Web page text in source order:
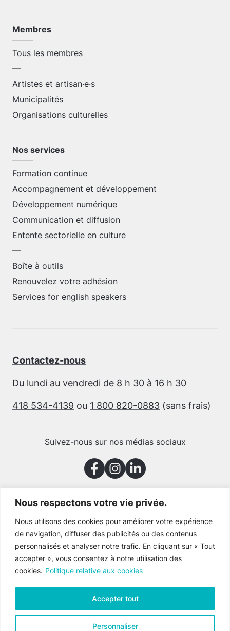
Nous respectons votre vie privée.
Nous utilisons des cookies pour améliorer votre expérience
de navigation, diffuser des publicités ou des contenus
personnalisés et analyser notre trafic. En cliquant sur « Tout
accepter », vous consentez à notre utilisation des
cookies. Politique relative aux cookies
Personnaliser
Accepter tout
Membres
Tous les membres
—
Artistes et artisan·e·s
Municipalités
Organisations culturelles
Nos services
Formation continue
Accompagnement et développement
Développement numérique
Communication et diffusion
Entente sectorielle en culture
—
Boîte à outils
Renouvelez votre adhésion
Services for english speakers
Contactez-nous
Du lundi au vendredi de 8 h 30 à 16 h 30
418 534-4139 ou 1 800 820-0883 (sans frais)
Suivez-nous sur nos médias sociaux
Merci à nos partenaires